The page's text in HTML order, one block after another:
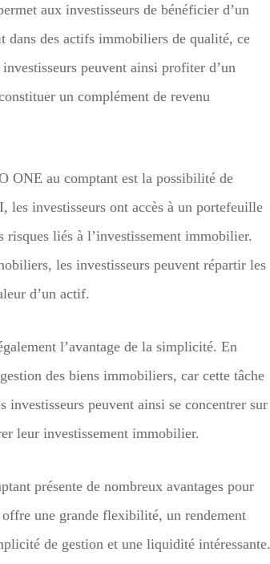
aux investisseurs de bénéficier d’un
des actifs immobiliers de qualité, ce
peuvent ainsi profiter d’un
un complément de revenu
ONE au comptant est la possibilité de
les investisseurs ont accès à un portefeuille
liés à l’investissement immobilier.
les investisseurs peuvent répartir les
d’un actif.
l’avantage de la simplicité. En
des biens immobiliers, car cette tâche
investisseurs peuvent ainsi se concentrer sur
leur investissement immobilier.
présente de nombreux avantages pour
une grande flexibilité, un rendement
de gestion et une liquidité intéressante.